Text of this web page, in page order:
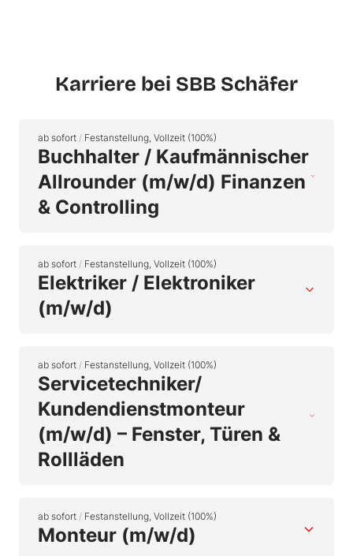
Karriere bei SBB Schäfer
ab sofort / Festanstellung, Vollzeit (100%)
Buchhalter / Kaufmännischer
Allrounder (m/w/d) Finanzen
& Controlling
ab sofort / Festanstellung, Vollzeit (100%)
Elektriker / Elektroniker
(m/w/d)
ab sofort / Festanstellung, Vollzeit (100%)
Servicetechniker/
Kundendienstmonteur
(m/w/d) – Fenster, Türen &
Rollläden
ab sofort / Festanstellung, Vollzeit (100%)
Monteur (m/w/d)